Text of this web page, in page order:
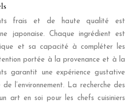
frais et de haute qualité est
japonaise. Chaque ingrédient est
et sa capacité à compléter les
portée à la provenance et à la
garantit une expérience gustative
l’environnement. La recherche des
art en soi pour les chefs cuisiniers